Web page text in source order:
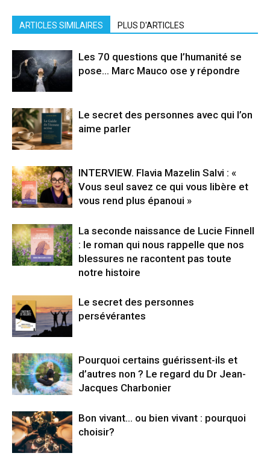
ARTICLES SIMILAIRES PLUS D'ARTICLES
Les 70 questions que l’humanité se
pose… Marc Mauco ose y répondre
Le secret des personnes avec qui l’on
aime parler
INTERVIEW. Flavia Mazelin Salvi : «
Vous seul savez ce qui vous libère et
vous rend plus épanoui »
La seconde naissance de Lucie Finnell
: le roman qui nous rappelle que nos
blessures ne racontent pas toute
notre histoire
Le secret des personnes
persévérantes
Pourquoi certains guérissent-ils et
d’autres non ? Le regard du Dr Jean-
Jacques Charbonier
Bon vivant… ou bien vivant : pourquoi
choisir?